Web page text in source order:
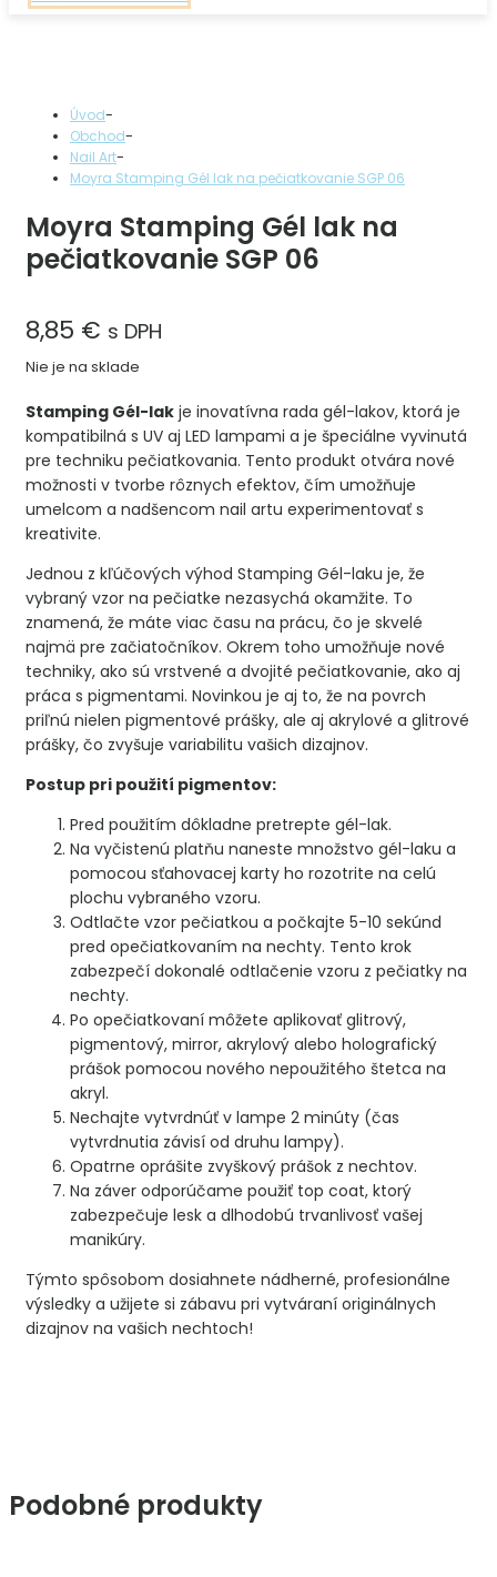
Úvod-
Obchod-
Nail Art-
Moyra Stamping Gél lak na pečiatkovanie SGP 06
Moyra Stamping Gél lak na
pečiatkovanie SGP 06
8,85 € s DPH
Nie je na sklade
Stamping Gél-lak je inovatívna rada gél-lakov, ktorá je
kompatibilná s UV aj LED lampami a je špeciálne vyvinutá
pre techniku pečiatkovania. Tento produkt otvára nové
možnosti v tvorbe rôznych efektov, čím umožňuje
umelcom a nadšencom nail artu experimentovať s
kreativite.
Jednou z kľúčových výhod Stamping Gél-laku je, že
vybraný vzor na pečiatke nezasychá okamžite. To
znamená, že máte viac času na prácu, čo je skvelé
najmä pre začiatočníkov. Okrem toho umožňuje nové
techniky, ako sú vrstvené a dvojité pečiatkovanie, ako aj
práca s pigmentami. Novinkou je aj to, že na povrch
priľnú nielen pigmentové prášky, ale aj akrylové a glitrové
prášky, čo zvyšuje variabilitu vašich dizajnov.
Postup pri použití pigmentov:
Pred použitím dôkladne pretrepte gél-lak.
Na vyčistenú platňu naneste množstvo gél-laku a
pomocou sťahovacej karty ho rozotrite na celú
plochu vybraného vzoru.
Odtlačte vzor pečiatkou a počkajte 5-10 sekúnd
pred opečiatkovaním na nechty. Tento krok
zabezpečí dokonalé odtlačenie vzoru z pečiatky na
nechty.
Po opečiatkovaní môžete aplikovať glitrový,
pigmentový, mirror, akrylový alebo holografický
prášok pomocou nového nepoužitého štetca na
akryl.
Nechajte vytvrdnúť v lampe 2 minúty (čas
vytvrdnutia závisí od druhu lampy).
Opatrne oprášite zvyškový prášok z nechtov.
Na záver odporúčame použiť top coat, ktorý
zabezpečuje lesk a dlhodobú trvanlivosť vašej
manikúry.
Týmto spôsobom dosiahnete nádherné, profesionálne
výsledky a užijete si zábavu pri vytváraní originálnych
dizajnov na vašich nechtoch!
Podobné produkty